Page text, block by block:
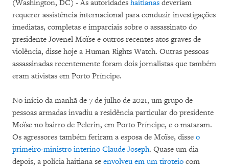
(Washington, DC) - As autoridades haitianas deveríam
requerer assistência internacional para conduzir investigações
imediatas, completas e imparciais sobre o assassinato do
presidente Jovenel Moïse e outros recentes atos graves de
violência, disse hoje a Human Rights Watch. Outras pessoas
assassinadas recentemente foram dois jornalistas que também
eram ativistas em Porto Príncipe.
No início da manhã de 7 de julho de 2021, um grupo de
pessoas armadas invadiu a residência particular do presidente
Moïse no bairro de Pelerin, em Porto Príncipe, e o mataram.
Os agressores também feriram a esposa de Moïse, disse o
primeiro-ministro interino Claude Joseph. Quase um dia
depois, a polícia haitiana se envolveu em um tiroteio com